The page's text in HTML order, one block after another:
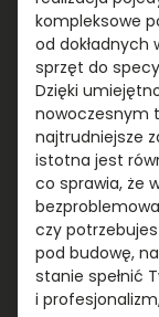
kompleksowe
od dokładnych
sprzęt do
Dzięki
nowoczesnym
najtrudniejsze
istotna jest
co sprawia, że
czy
pod budowę,
stanie spełnić
i